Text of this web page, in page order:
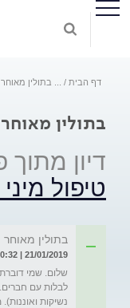
דף הבית בתולין
בתולין
דיון מתוך
טיפול
בתולין מאוחר
21/01/2019 | 20:32 | מאת: בתולין מאוחר ופחד מזוגיות
לבלות עם חברים.
נשיקות